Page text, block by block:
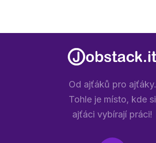
Od ajťáků pro ajťáky.
Tohle je místo, kde si
ajťáci vybírají práci!